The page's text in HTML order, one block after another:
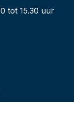
tot 15.30 uur